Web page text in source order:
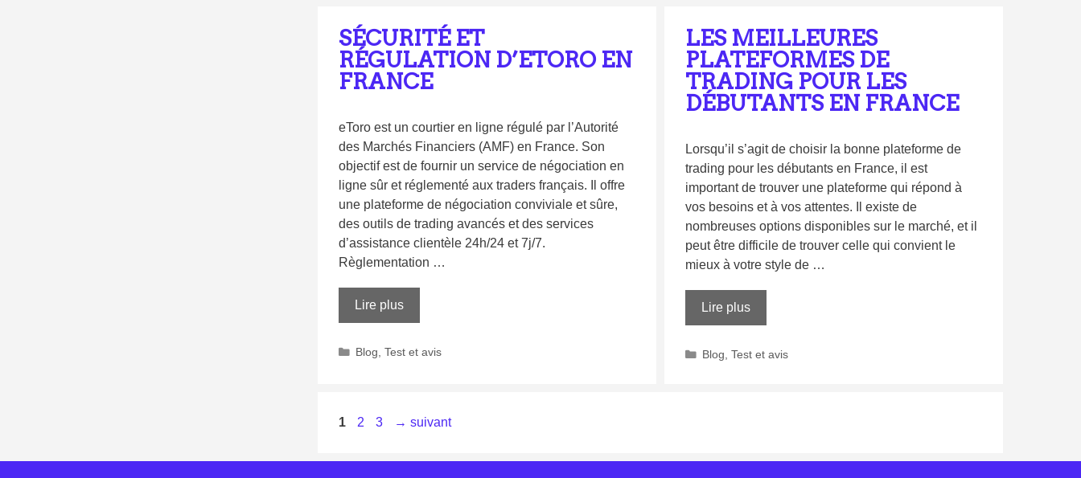
SÉCURITÉ ET
RÉGULATION D’ETORO EN
FRANCE
eToro est un courtier en ligne régulé par l’Autorité
des Marchés Financiers (AMF) en France. Son
objectif est de fournir un service de négociation en
ligne sûr et réglementé aux traders français. Il offre
une plateforme de négociation conviviale et sûre,
des outils de trading avancés et des services
d’assistance clientèle 24h/24 et 7j/7.
Règlementation …
Lire plus
Blog Test et avis
LES MEILLEURES
PLATEFORMES DE
TRADING POUR LES
DÉBUTANTS EN FRANCE
Lorsqu’il s’agit de choisir la bonne plateforme de
trading pour les débutants en France, il est
important de trouver une plateforme qui répond à
vos besoins et à vos attentes. Il existe de
nombreuses options disponibles sur le marché, et il
peut être difficile de trouver celle qui convient le
mieux à votre style de …
Lire plus
Blog Test et avis
1 2 3 → suivant